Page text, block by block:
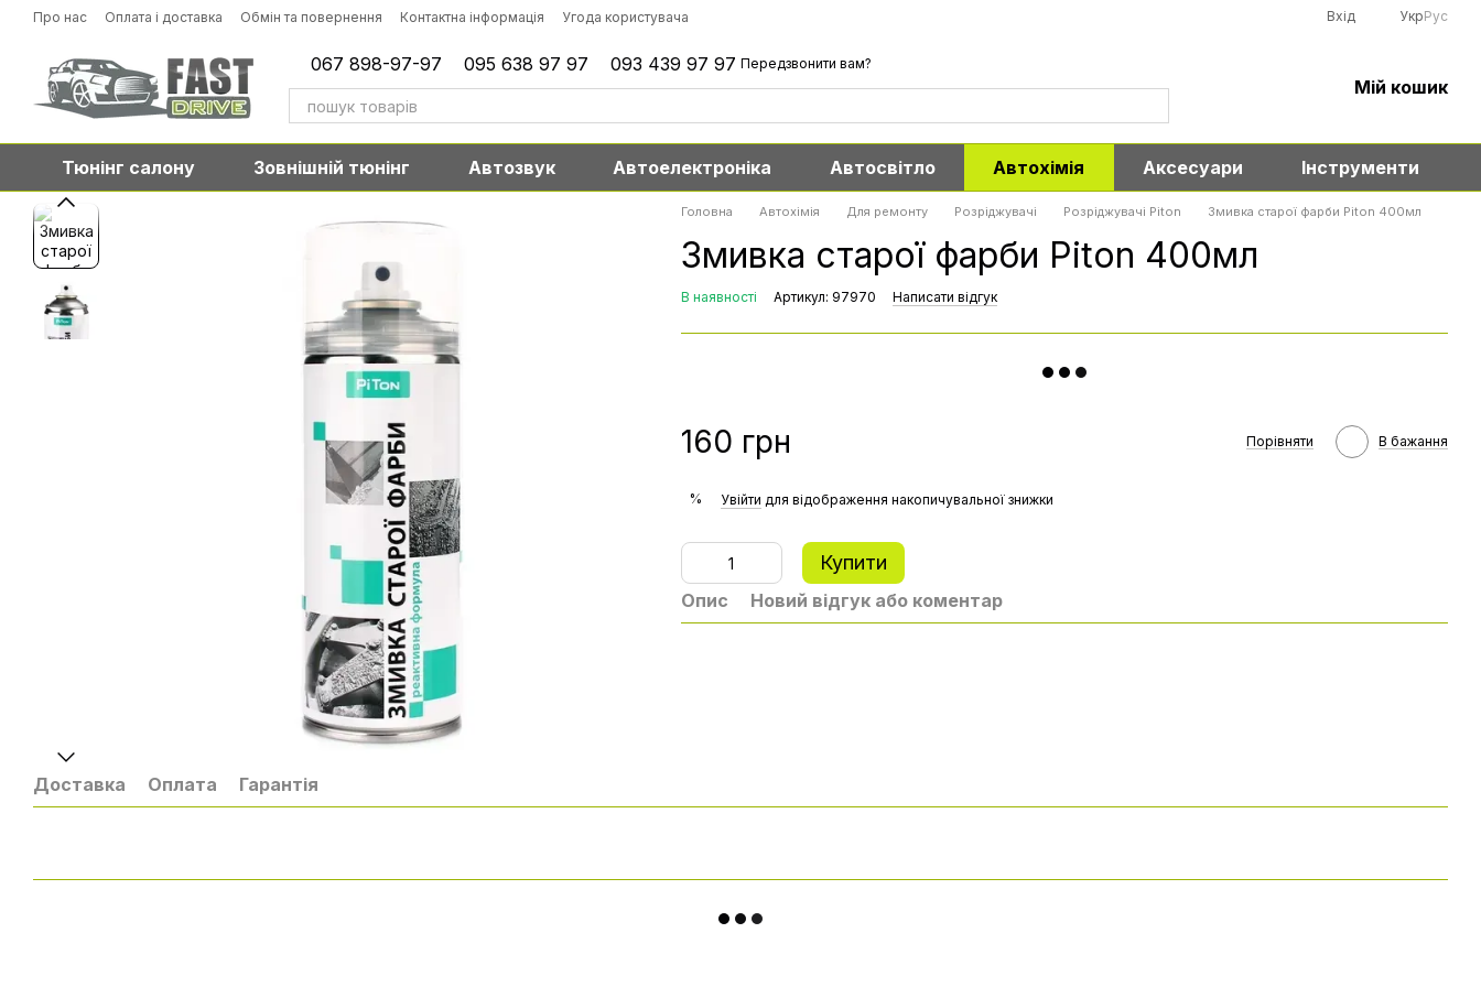
Перейти до основного контенту
Про нас Оплата і доставка Обмін та повернення Контактна інформація Угода користувача Вхід УкрРус
067 898-97-97 095 638 97 97 093 439 97 97 Передзвонити вам?
Мій кошик
Тюнінг салону Зовнішній тюнінг Автозвук Автоелектроніка Автосвітло Автохімія Аксесуари Інструменти
Головна Автохімія Для ремонту Розріджувачі Розріджувачі Piton Змивка старої фарби Piton 400мл
Змивка старої фарби Piton 400мл
В наявності Артикул: 97970 Написати відгук
160 грн Порівняти В бажання
% Увійти для відображення накопичувальної знижки
Купити
Опис Новий відгук або коментар
Доставка Оплата Гарантія